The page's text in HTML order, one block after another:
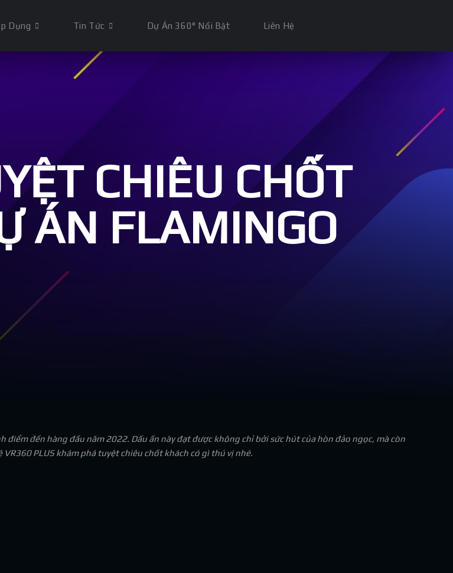
Dụng Tin Tức Dự Án 360° Nổi Bật Liên Hệ
CHIÊU CHỐT
ÁN FLAMINGO
đến hàng đầu năm 2022. Dấu ấn này đạt được không chỉ bởi sức hút của hòn đảo ngọc, mà còn
PLUS khám phá tuyệt chiêu chốt khách có gì thú vị nhé.